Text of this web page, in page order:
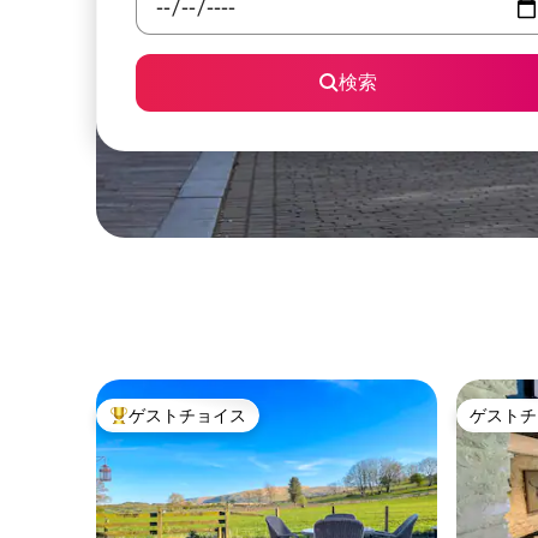
検索
大好評のゲストチョイスです。
ゲストチョイス ゲスト
ゲスト